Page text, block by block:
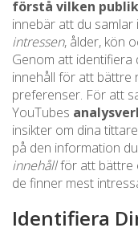
förstå vilken publik
innebär att du
intressen, ålder, kön
Genom att identifiera
innehåll för att bättre
preferenser. För att
YouTubes
insikter om dina
på den information
innehållför att bättre
de finner mest
Identifiera